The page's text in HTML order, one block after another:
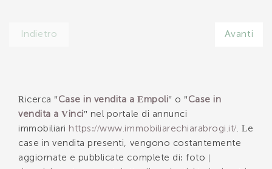
L'immobile costruito ad inizio anni '70 è molto
Indietro Avanti
Ricerca " Case in vendita a Empoli" o " Case in
vendita a Vinci" nel portale di annunci
immobiliari https://www.immobiliarechiarabrogi.it/. Le
case in vendita presenti, vengono costantemente
aggiornate e pubblicate complete di: foto |